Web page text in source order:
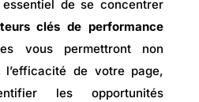
de se concentrer
clés de performance
vous permettront non
l’efficacité de votre page,
les opportunités